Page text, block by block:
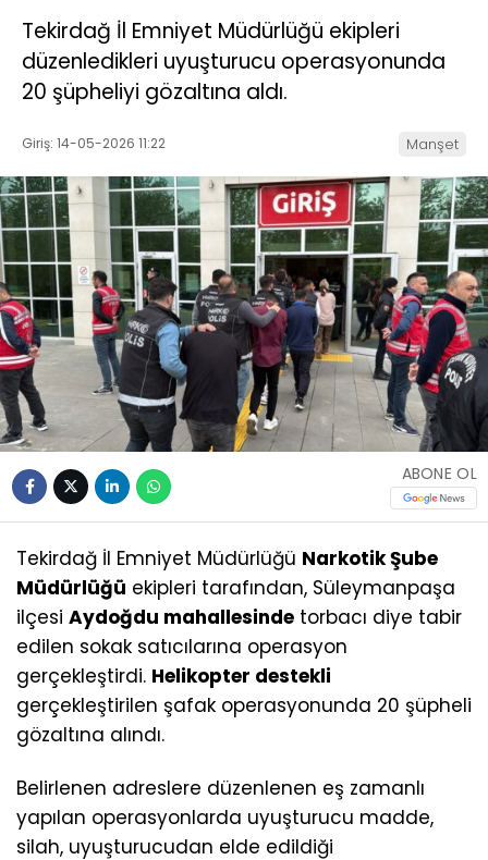
Tekirdağ İl Emniyet Müdürlüğü ekipleri
düzenledikleri uyuşturucu operasyonunda
20 şüpheliyi gözaltına aldı.
Giriş: 14-05-2026 11:22 Manşet
ABONE OL
Tekirdağ İl Emniyet Müdürlüğü Narkotik Şube
Müdürlüğü ekipleri tarafından, Süleymanpaşa
ilçesi Aydoğdu mahallesinde torbacı diye tabir
edilen sokak satıcılarına operasyon
gerçekleştirdi. Helikopter destekli
gerçekleştirilen şafak operasyonunda 20 şüpheli
gözaltına alındı.
Belirlenen adreslere düzenlenen eş zamanlı
yapılan operasyonlarda uyuşturucu madde,
silah, uyuşturucudan elde edildiği